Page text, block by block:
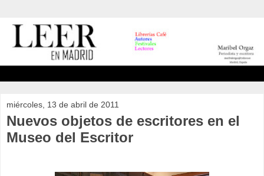
miércoles, 13 de abril de 2011
Nuevos objetos de escritores en el
Museo del Escritor